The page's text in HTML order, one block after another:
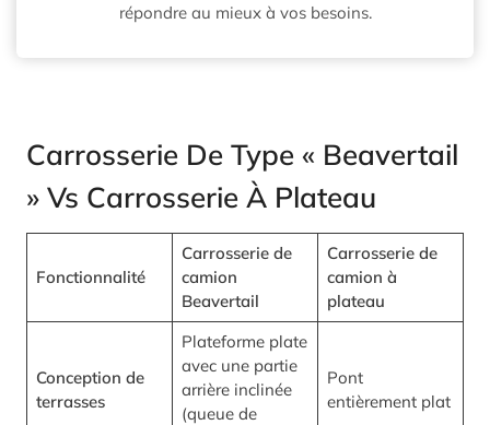
répondre au mieux à vos besoins.
Carrosserie De Type « Beavertail
» Vs Carrosserie À Plateau
Fonctionnalité
Carrosserie de
camion
Beavertail
Carrosserie de
camion à
plateau
Conception de
terrasses
Plateforme plate
avec une partie
arrière inclinée
(queue de
Pont
entièrement plat